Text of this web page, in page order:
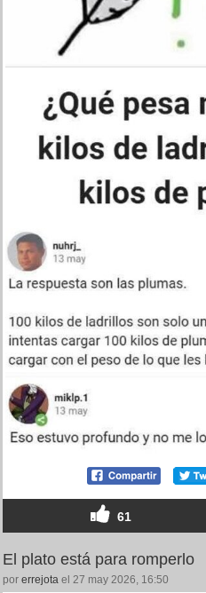
61
El plato está para romperlo
por errejota el 27 may 2026, 16:50